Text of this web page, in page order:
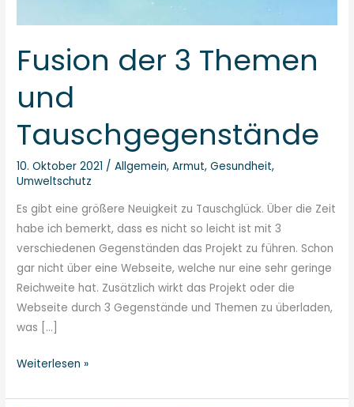
Fusion der 3 Themen
und
Tauschgegenstände
10. Oktober 2021 /Allgemein,Armut,Gesundheit,
Umweltschutz
Es gibt eine größere Neuigkeit zu Tauschglück. Über die Zeit
habe ich bemerkt, dass es nicht so leicht ist mit 3
verschiedenen Gegenständen das Projekt zu führen. Schon
gar nicht über eine Webseite, welche nur eine sehr geringe
Reichweite hat. Zusätzlich wirkt das Projekt oder die
Webseite durch 3 Gegenstände und Themen zu überladen,
was […]
Weiterlesen »